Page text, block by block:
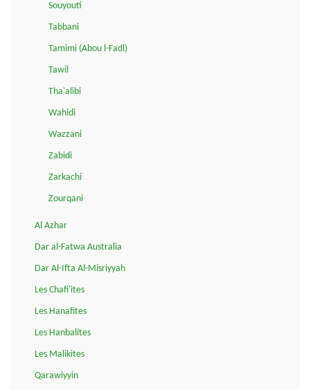
Souyouti
Tabbani
Tamimi (Abou l-Fadl)
Tawil
Tha'alibi
Wahidi
Wazzani
Zabidi
Zarkachi
Zourqani
Al Azhar
Dar al-Fatwa Australia
Dar Al-Ifta Al-Misriyyah
Les Chafi'ites
Les Hanafites
Les Hanbalites
Les Malikites
Qarawiyyin